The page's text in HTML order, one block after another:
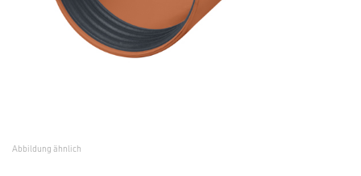
Abbildung ähnlich